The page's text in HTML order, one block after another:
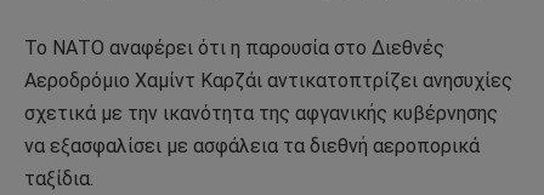
Το ΝΑΤΟ αναφέρει ότι η παρουσία στο Διεθνές
Αεροδρόμιο Χαμίντ Καρζάι αντικατοπτρίζει ανησυχίες
σχετικά με την ικανότητα της αφγανικής κυβέρνησης
να εξασφαλίσει με ασφάλεια τα διεθνή αεροπορικά
ταξίδια.